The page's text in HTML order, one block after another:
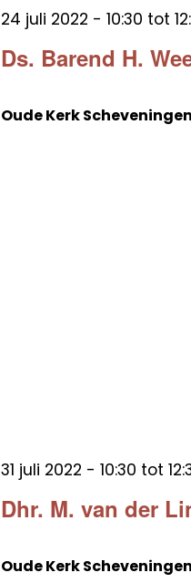
Ds. Barend H.
24 juli 2022 - 10:30 tot
Oude Kerk Scheveningen
Dhr. M. van der
31 juli 2022 - 10:30 tot
Oude Kerk Scheveningen